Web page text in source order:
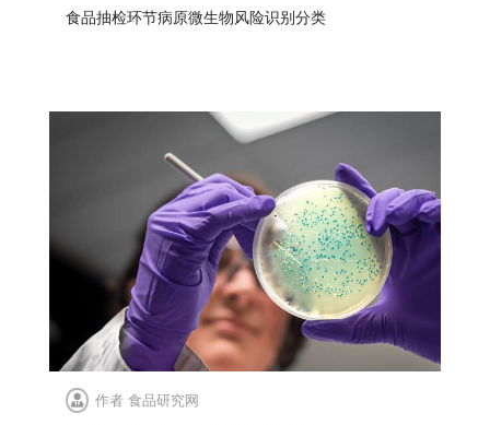
食品抽检环节病原微生物风险识别分类
作者食品研究网